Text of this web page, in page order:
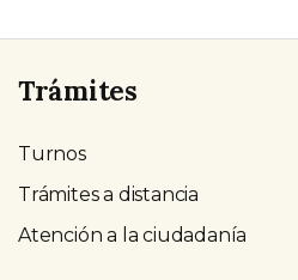
Trámites
Turnos
Trámites a distancia
Atención a la ciudadanía